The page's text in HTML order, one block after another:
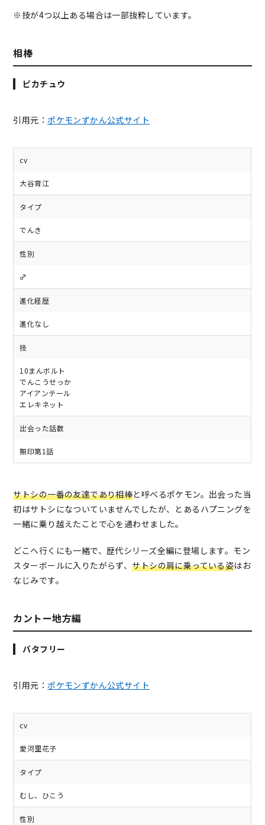
※技が4つ以上ある場合は一部抜粋しています。
相棒
ピカチュウ
引用元：ポケモンずかん公式サイト
cv
大谷育江
タイプ
でんき
性別
♂
進化経歴
進化なし
技
10まんボルト
でんこうせっか
アイアンテール
エレキネット
出会った話数
無印第1話
サトシの一番の友達であり相棒と呼べるポケモン。出会った当
初はサトシになついていませんでしたが、とあるハプニングを
一緒に乗り越えたことで心を通わせました。
どこへ行くにも一緒で、歴代シリーズ全編に登場します。モン
スターボールに入りたがらず、サトシの肩に乗っている姿はお
なじみです。
カントー地方編
バタフリー
引用元：ポケモンずかん公式サイト
cv
愛河里花子
タイプ
むし、ひこう
性別